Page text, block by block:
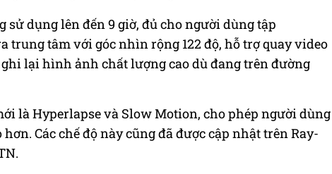
dụng lên đến 9 giờ, đủ cho người dùng tập
trung tâm với góc nhìn rộng 122 độ, hỗ trợ quay video
lại hình ảnh chất lượng cao dù đang trên đường
là Hyperlapse và Slow Motion, cho phép người dùng
Các chế độ này cũng đã được cập nhật trên Ray-